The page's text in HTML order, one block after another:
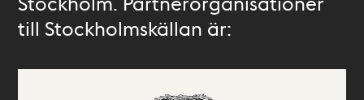
till Stockholmskällan är: